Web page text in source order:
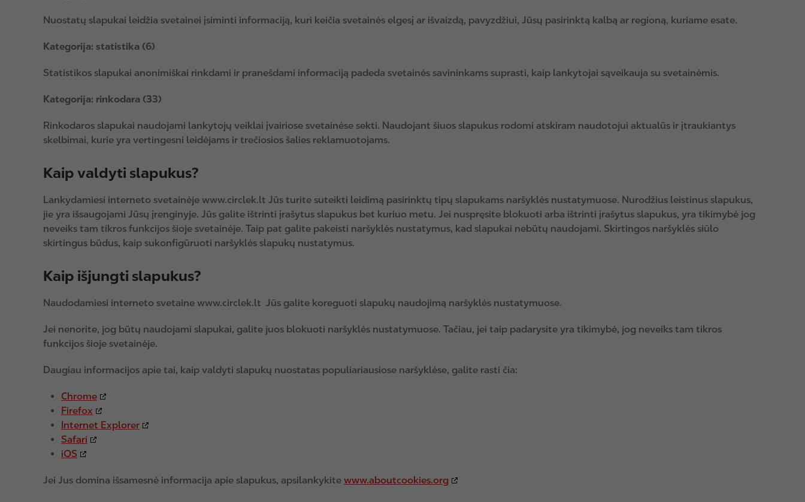
Nuostatų slapukai leidžia svetainei įsiminti informaciją, kuri keičia svetainės elgesį ar išvaizdą, pavyzdžiui, Jūsų pasirinktą kalbą ar regioną, kuriame esate.
Kategorija: statistika (6)
Statistikos slapukai anonimiškai rinkdami ir pranešdami informaciją padeda svetainės savininkams suprasti, kaip lankytojai sąveikauja su svetainėmis.
Kategorija: rinkodara (33)
Rinkodaros slapukai naudojami lankytojų veiklai įvairiose svetainėse sekti. Naudojant šiuos slapukus rodomi atskiram naudotojui aktualūs ir įtraukiantys
skelbimai, kurie yra vertingesni leidėjams ir trečiosios šalies reklamuotojams.
Kaip valdyti slapukus?
Lankydamiesi interneto svetainėje www.circlek.lt Jūs turite suteikti leidimą pasirinktų tipų slapukams naršyklės nustatymuose. Nurodžius leistinus slapukus,
jie yra išsaugojami Jūsų įrenginyje. Jūs galite ištrinti įrašytus slapukus bet kuriuo metu. Jei nuspręsite blokuoti arba ištrinti įrašytus slapukus, yra tikimybė jog
neveiks tam tikros funkcijos šioje svetainėje. Taip pat galite pakeisti naršyklės nustatymus, kad slapukai nebūtų naudojami. Skirtingos naršyklės siūlo
skirtingus būdus, kaip sukonfigūruoti naršyklės slapukų nustatymus.
Kaip išjungti slapukus?
Naudodamiesi interneto svetaine www.circlek.lt Jūs galite koreguoti slapukų naudojimą naršyklės nustatymuose.
Jei nenorite, jog būtų naudojami slapukai, galite juos blokuoti naršyklės nustatymuose. Tačiau, jei taip padarysite yra tikimybė, jog neveiks tam tikros
funkcijos šioje svetainėje.
Daugiau informacijos apie tai, kaip valdyti slapukų nuostatas populiariausiose naršyklėse, galite rasti čia:
Chrome
Firefox
Internet Explorer
Safari
iOS
Jei Jus domina išsamesnė informacija apie slapukus, apsilankykite www.aboutcookies.org